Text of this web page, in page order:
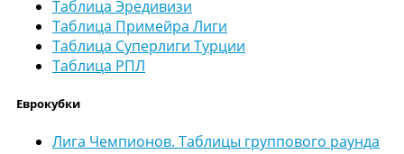
Таблица Эредивизи
Таблица Примейра Лиги
Таблица Суперлиги Турции
Таблица РПЛ
Еврокубки
Лига Чемпионов. Таблицы группового раунда